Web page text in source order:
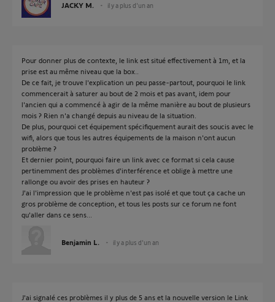
JACKY M. il y a plus d'un an
Pour donner plus de contexte, le link est situé effectivement à 1m, et la
prise est au même niveau que la box..
De ce fait, je trouve l'explication un peu passe-partout, pourquoi le link
commencerait à saturer au bout de 2 mois et pas avant, idem pour
l'ancien qui a commencé à agir de la même manière au bout de plusieurs
mois ? Rien n'a changé depuis au niveau de la situation.
De plus, pourquoi cet équipement spécifiquement aurait des soucis avec le
wifi, alors que tous les autres équipements de la maison n'ont aucun
problème ?
Et dernier point, pourquoi faire un link avec ce format si cela cause
pertinemment des problèmes d'interférence et oblige à mettre une
rallonge ou avoir des prises en hauteur ?
J'ai l'impression que le problème n'est pas isolé et que tout ça cache un
gros problème de conception, et tous les posts sur ce forum ne font
qu'aller dans ce sens...
Benjamin L. il y a plus d'un an
J'ai signalé ces problèmes il y plus de 5 ans et la nouvelle version le Link